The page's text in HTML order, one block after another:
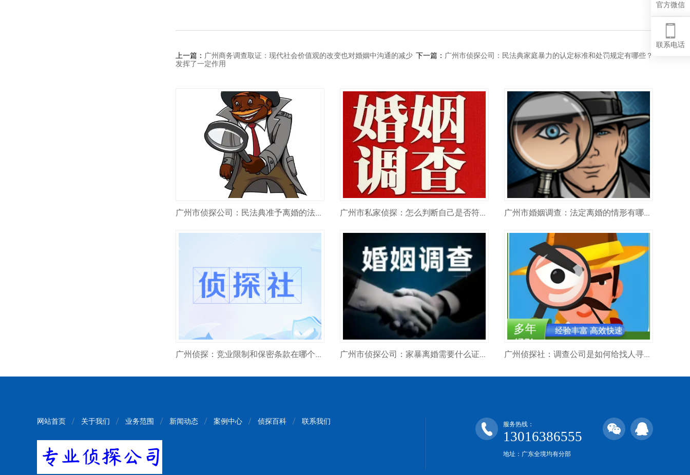
上一篇： 广州商务调查取证：现代社会价值观的改变也对婚姻中沟通的减少
发挥了一定作用
下一篇： 广州市侦探公司：民法典家庭暴力的认定标准和处罚规定有哪些？
广州市侦探公司：民法典准予离婚的法定情形有哪些？ 广州市私家侦探：怎么判断自己是否符合‘感情破裂’标准？ 广州市婚姻调查：法定离婚的情形有哪些？
广州侦探：竞业限制和保密条款在哪个法律依据？ 广州市侦探公司：家暴离婚需要什么证据？ 广州侦探社：调查公司是如何给找人寻人的？
网站首页 关于我们 业务范围 新闻动态 案例中心 侦探百科 联系我们 服务热线：
13016386555
地址：广东全境均有分部
官方微信
联系电话